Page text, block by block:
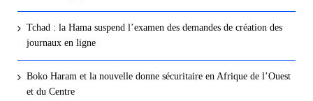
Tchad : la Hama suspend l’examen des demandes de création des
journaux en ligne
Boko Haram et la nouvelle donne sécuritaire en Afrique de l’Ouest
et du Centre